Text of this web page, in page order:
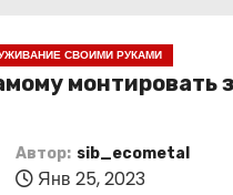
СВОИМИ РУКАМИ
монтировать
Автор: sib_ecometal
Янв 25, 2023